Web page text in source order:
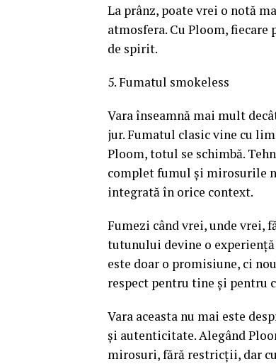
La prânz, poate vrei o notă
atmosfera. Cu Ploom,
de spirit.
5. Fumatul smokeless
Vara înseamnă mai mult
jur. Fumatul clasic vine cu
Ploom, totul se schimbă.
complet fumul și mirosurile
integrată în orice context.
Fumezi când vrei, unde vrei,
tutunului devine o experiență
este doar o promisiune, ci
respect pentru tine și pentru
Vara aceasta nu mai este
și autenticitate. Alegând
mirosuri, fără restricții, dar